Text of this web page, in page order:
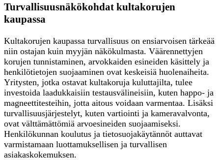
Turvallisuusnäkökohdat kultakorujen
kaupassa
Kultakorujen kaupassa turvallisuus on ensiarvoisen tärkeää
niin ostajan kuin myyjän näkökulmasta. Väärennettyjen
korujen tunnistaminen, arvokkaiden esineiden käsittely ja
henkilötietojen suojaaminen ovat keskeisiä huolenaiheita.
Yritysten, jotka ostavat kultakoruja kuluttajilta, tulee
investoida laadukkaisiin testausvälineisiin, kuten happo- ja
magneettitesteihin, jotta aitous voidaan varmentaa. Lisäksi
turvallisuusjärjestelyt, kuten vartiointi ja kameravalvonta,
ovat välttämättömiä arvoesineiden suojaamiseksi.
Henkilökunnan koulutus ja tietosuojakäytännöt auttavat
varmistamaan luottamuksellisen ja turvallisen
asiakaskokemuksen.